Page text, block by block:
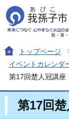
トップページ
イベントカレンダ
第17回楚人冠講座
第17回楚